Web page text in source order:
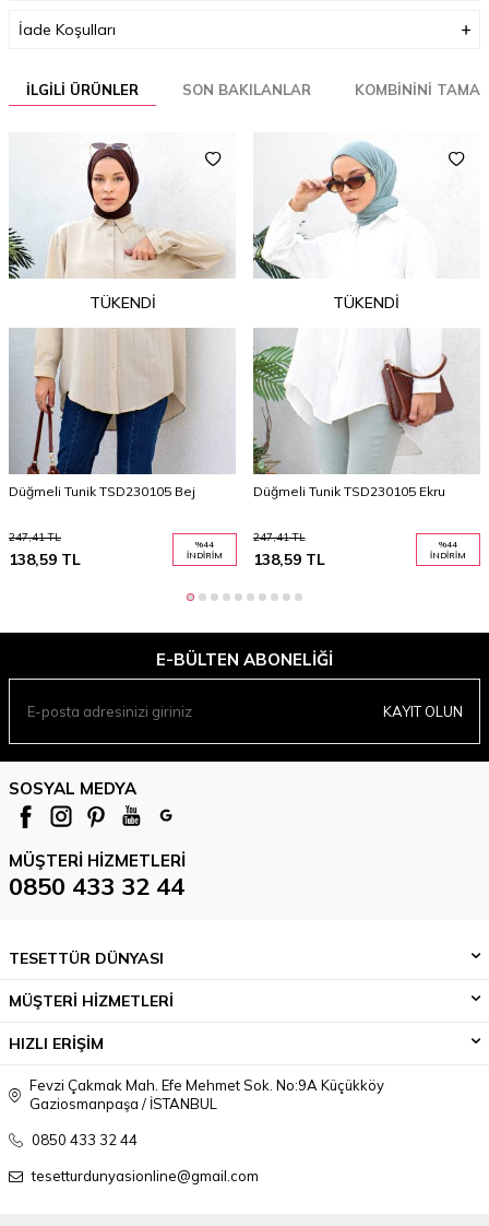
İade Koşulları
İLGILI ÜRÜNLER SON BAKILANLAR KOMBININI
TÜKENDI
Düğmeli Tunik TSD230105 Bej
247,41TL
138,59 TL
%44
İNDIRIM
TÜKENDI
Düğmeli Tunik TSD230105 Ekru
247,41TL
138,59TL
%44
İNDIRIM
E-BÜLTEN ABONELIĞI
KAYIT OLUN
SOSYAL MEDYA
MÜŞTERI HIZMETLERI
0850 433 32 44
TESETTÜR DÜNYASI
MÜŞTERİ HİZMETLERİ
HIZLI ERİŞİM
Fevzi Çakmak Mah. Efe Mehmet Sok. No:9A Küçükköy
Gaziosmanpaşa / İSTANBUL
0850 433 32 44
tesetturdunyasionline@gmail.com